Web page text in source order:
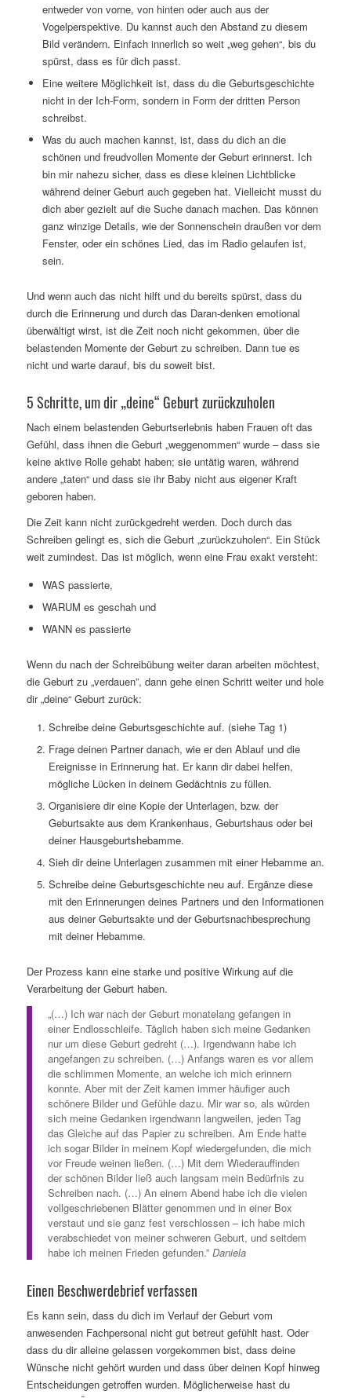
entweder von vorne, von hinten oder auch aus der
Vogelperspektive. Du kannst auch den Abstand zu diesem
Bild verändern. Einfach innerlich so weit „weg gehen“, bis du
spürst, dass es für dich passt.
Eine weitere Möglichkeit ist, dass du die Geburtsgeschichte
nicht in der Ich-Form, sondern in Form der dritten Person
schreibst.
Was du auch machen kannst, ist, dass du dich an die
schönen und freudvollen Momente der Geburt erinnerst. Ich
bin mir nahezu sicher, dass es diese kleinen Lichtblicke
während deiner Geburt auch gegeben hat. Vielleicht musst du
dich aber gezielt auf die Suche danach machen. Das können
ganz winzige Details, wie der Sonnenschein draußen vor dem
Fenster, oder ein schönes Lied, das im Radio gelaufen ist,
sein.
Und wenn auch das nicht hilft und du bereits spürst, dass du
durch die Erinnerung und durch das Daran-denken emotional
überwältigt wirst, ist die Zeit noch nicht gekommen, über die
belastenden Momente der Geburt zu schreiben. Dann tue es
nicht und warte darauf, bis du soweit bist.
5 Schritte, um dir „deine“ Geburt zurückzuholen
Nach einem belastenden Geburtserlebnis haben Frauen oft das
Gefühl, dass ihnen die Geburt „weggenommen“ wurde – dass sie
keine aktive Rolle gehabt haben; sie untätig waren, während
andere „taten“ und dass sie ihr Baby nicht aus eigener Kraft
geboren haben.
Die Zeit kann nicht zurückgedreht werden. Doch durch das
Schreiben gelingt es, sich die Geburt „zurückzuholen“. Ein Stück
weit zumindest. Das ist möglich, wenn eine Frau exakt versteht:
WAS passierte,
WARUM es geschah und
WANN es passierte
Wenn du nach der Schreibübung weiter daran arbeiten möchtest,
die Geburt zu „verdauen”, dann gehe einen Schritt weiter und hole
dir „deine“ Geburt zurück:
Schreibe deine Geburtsgeschichte auf. (siehe Tag 1)
Frage deinen Partner danach, wie er den Ablauf und die
Ereignisse in Erinnerung hat. Er kann dir dabei helfen,
mögliche Lücken in deinem Gedächtnis zu füllen.
Organisiere dir eine Kopie der Unterlagen, bzw. der
Geburtsakte aus dem Krankenhaus, Geburtshaus oder bei
deiner Hausgeburtshebamme.
Sieh dir deine Unterlagen zusammen mit einer Hebamme an.
Schreibe deine Geburtsgeschichte neu auf. Ergänze diese
mit den Erinnerungen deines Partners und den Informationen
aus deiner Geburtsakte und der Geburtsnachbesprechung
mit deiner Hebamme.
Der Prozess kann eine starke und positive Wirkung auf die
Verarbeitung der Geburt haben.
„(…) Ich war nach der Geburt monatelang gefangen in
einer Endlosschleife. Täglich haben sich meine Gedanken
nur um diese Geburt gedreht (…). Irgendwann habe ich
angefangen zu schreiben. (…) Anfangs waren es vor allem
die schlimmen Momente, an welche ich mich erinnern
konnte. Aber mit der Zeit kamen immer häufiger auch
schönere Bilder und Gefühle dazu. Mir war so, als würden
sich meine Gedanken irgendwann langweilen, jeden Tag
das Gleiche auf das Papier zu schreiben. Am Ende hatte
ich sogar Bilder in meinem Kopf wiedergefunden, die mich
vor Freude weinen ließen. (…) Mit dem Wiederauffinden
der schönen Bilder ließ auch langsam mein Bedürfnis zu
Schreiben nach. (…) An einem Abend habe ich die vielen
vollgeschriebenen Blätter genommen und in einer Box
verstaut und sie ganz fest verschlossen – ich habe mich
verabschiedet von meiner schweren Geburt, und seitdem
habe ich meinen Frieden gefunden.” Daniela
Einen Beschwerdebrief verfassen
Es kann sein, dass du dich im Verlauf der Geburt vom
anwesenden Fachpersonal nicht gut betreut gefühlt hast. Oder
dass du dir alleine gelassen vorgekommen bist, dass deine
Wünsche nicht gehört wurden und dass über deinen Kopf hinweg
Entscheidungen getroffen wurden. Möglicherweise hast du